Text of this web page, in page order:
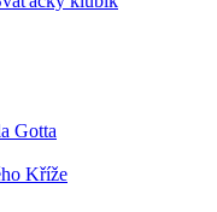
Gotta
Kříže